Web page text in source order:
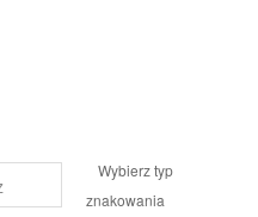
Wybierz typ
znakowania